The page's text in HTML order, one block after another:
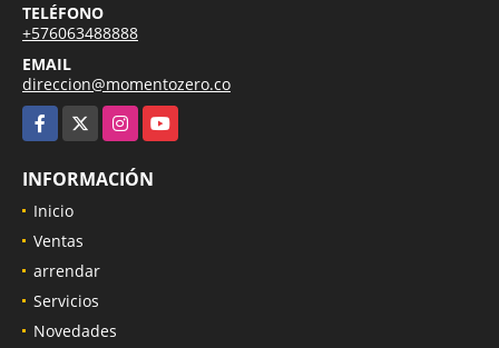
TELÉFONO
+576063488888
EMAIL
direccion@momentozero.co
Facebook
InstagramYouTube
INFORMACIÓN
Inicio
Ventas
arrendar
Servicios
Novedades